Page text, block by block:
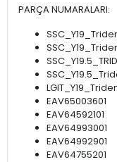
PARÇA NUMARALARI:
EAV65003601
EAV64592101
EAV64993001
EAV64992901
EAV64755201